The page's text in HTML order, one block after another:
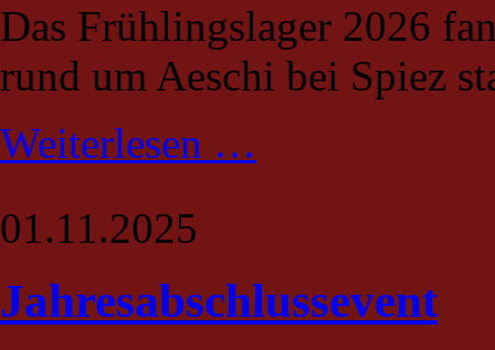
Das Frühlingslager 2026
rund um Aeschi bei Spiez
Weiterlesen …2026
01.11.2025
Jahresabschlussevent